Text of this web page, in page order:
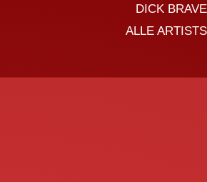
DICK BRAVE
ALLE ARTISTS